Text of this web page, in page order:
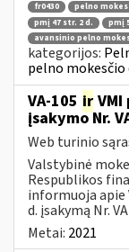
fr0430 pelno
pmį 47 str. 2 d.
pmį
avansinio pelno
kategorijos:
pelno mokesčio
VA-105 ir
įsakymo Nr.
Web turinio
Valstybinė
Respublikos
informuoja apie
d. įsakymą Nr.
Metai: 2021